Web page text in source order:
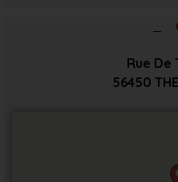
Rue De
56450